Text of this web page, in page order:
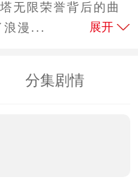
无限荣誉背后的曲
浪漫...
展开
分集剧情